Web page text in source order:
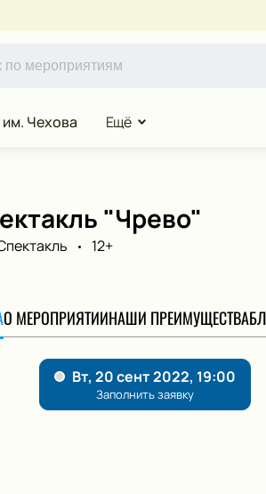
Чехова Ещё
"Чрево"
12+
О МЕРОПРИЯТИИНАШИ ПРЕИМУЩЕСТВА